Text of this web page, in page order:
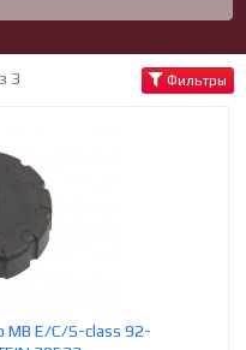
3 Фильтры
E/C/S-class 92-